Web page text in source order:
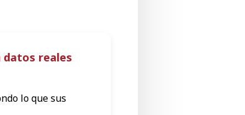
datos reales
lo que sus